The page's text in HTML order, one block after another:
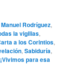
Rodríguez,
la vigilias,
a los Corintios,
,Sabiduría,
¡Vivimos para esa